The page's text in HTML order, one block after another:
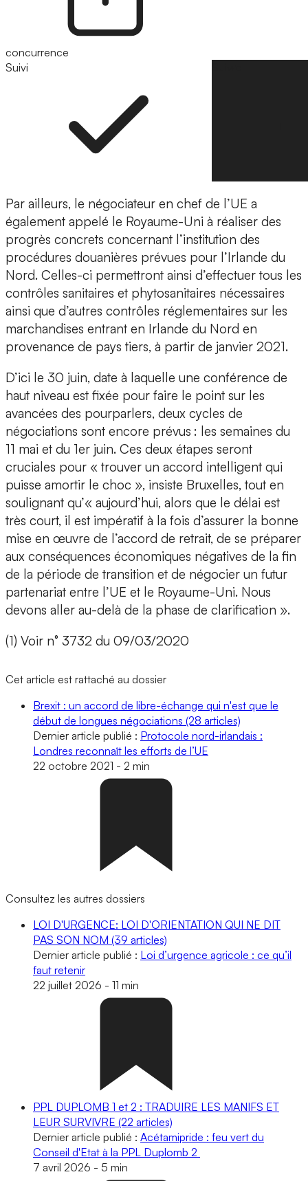
concurrence
Suivi
Par ailleurs, le négociateur en chef de l’UE a
également appelé le Royaume-Uni à réaliser des
progrès concrets concernant l’institution des
procédures douanières prévues pour l’Irlande du
Nord. Celles-ci permettront ainsi d’effectuer tous les
contrôles sanitaires et phytosanitaires nécessaires
ainsi que d’autres contrôles réglementaires sur les
marchandises entrant en Irlande du Nord en
provenance de pays tiers, à partir de janvier 2021.
D’ici le 30 juin, date à laquelle une conférence de
haut niveau est fixée pour faire le point sur les
avancées des pourparlers, deux cycles de
négociations sont encore prévus : les semaines du
11 mai et du 1er juin. Ces deux étapes seront
cruciales pour « trouver un accord intelligent qui
puisse amortir le choc », insiste Bruxelles, tout en
soulignant qu’« aujourd’hui, alors que le délai est
très court, il est impératif à la fois d’assurer la bonne
mise en œuvre de l’accord de retrait, de se préparer
aux conséquences économiques négatives de la fin
de la période de transition et de négocier un futur
partenariat entre l’UE et le Royaume-Uni. Nous
devons aller au-delà de la phase de clarification ».
(1) Voir n° 3732 du 09/03/2020
Cet article est rattaché au dossier
Brexit : un accord de libre-échange qui n'est que le
début de longues négociations (28 articles)
Dernier article publié : Protocole nord-irlandais :
Londres reconnaît les efforts de l’UE
22 octobre 2021 - 2 min
Consultez les autres dossiers
LOI D'URGENCE: LOI D'ORIENTATION QUI NE DIT
PAS SON NOM (39 articles)
Dernier article publié : Loi d’urgence agricole : ce qu’il
faut retenir
22 juillet 2026 - 11 min
PPL DUPLOMB 1 et 2 : TRADUIRE LES MANIFS ET
LEUR SURVIVRE (22 articles)
Dernier article publié : Acétamipride : feu vert du
Conseil d'Etat à la PPL Duplomb 2
7 avril 2026 - 5 min